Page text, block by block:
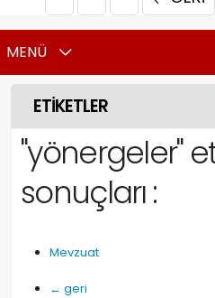
MENÜ
ETİKETLER
"yönergeler"
sonuçları :
Mevzuat
← geri